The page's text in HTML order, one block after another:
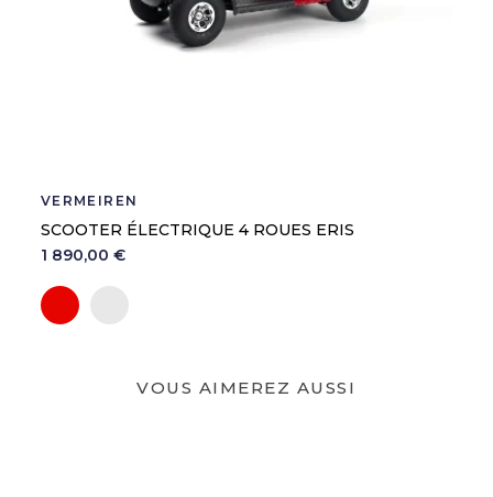
VERMEIREN
SCOOTER ÉLECTRIQUE 4 ROUES ERIS
1 890,00 €
Rouge
VOUS AIMEREZ AUSSI